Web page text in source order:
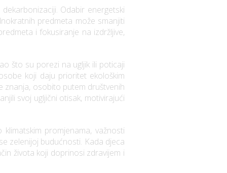
Odabir energetski
predmeta može smanjiti
i fokusiranje na izdržljive,
što su porezi na ugljik ili poticaji
koji daju prioritet ekološkim
znanja, osobito putem društvenih
svoj ugljični otisak, motivirajući
promjenama, važnosti
zelenijoj budućnosti. Kada djeca
života koji doprinosi zdravijem i